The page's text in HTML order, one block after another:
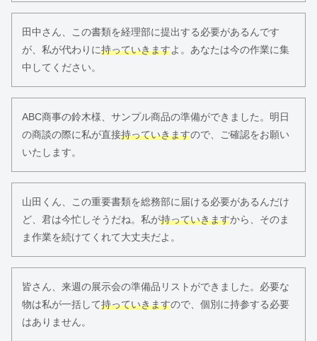
田中さん、この書類を経理部に提出する必要があるんです
が、私が代わりに持っていきますよ。あなたは今の作業に集
中してください。
ABC商事の鈴木様、サンプル商品の準備ができました。明日
の商談の際に私が直接持っていきますので、ご確認をお願い
いたします。
山田くん、この重要書類を総務部に届ける必要があるんだけ
ど、君は今忙しそうだね。私が持っていきますから、そのま
ま作業を続けてくれて大丈夫だよ。
皆さん、来週の展示会の準備品リストができました。必要な
物は私が一括して持っていきますので、個別に持参する必要
はありません。